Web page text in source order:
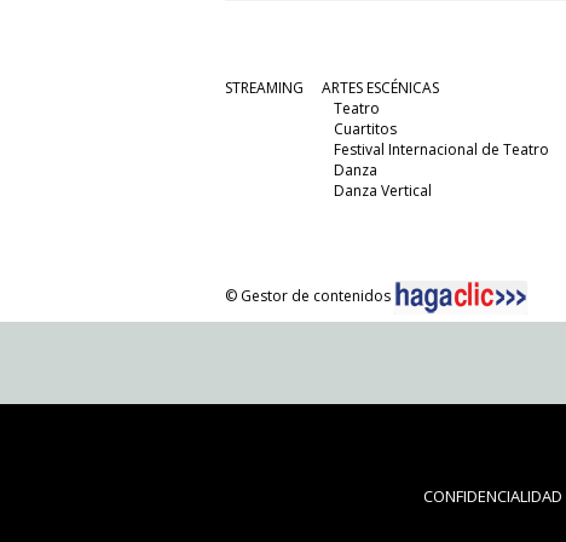
STREAMING
ARTES ESCÉNICAS
Teatro
Cuartitos
Festival Internacional de Teatro
Danza
Danza Vertical
© Gestor de contenidos
CONFIDENCIALIDAD